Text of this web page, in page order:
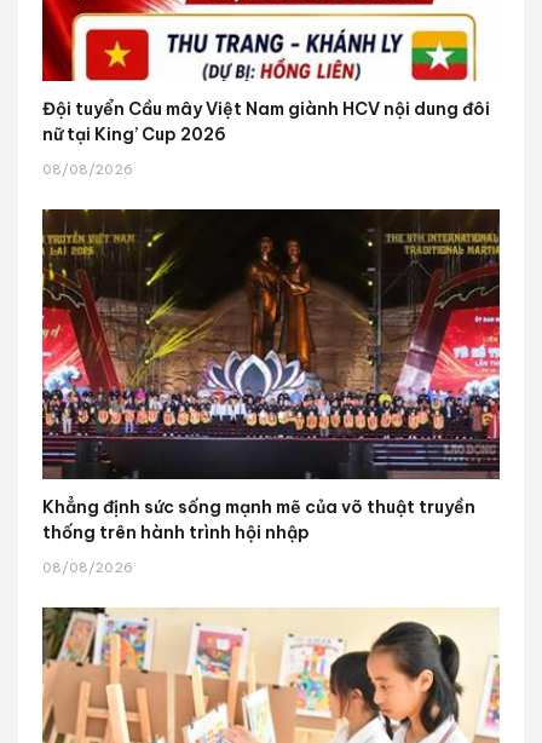
Đội tuyển Cầu mây Việt Nam giành HCV nội dung đôi
nữ tại King’ Cup 2026
08/08/2026
Khẳng định sức sống mạnh mẽ của võ thuật truyền
thống trên hành trình hội nhập
08/08/2026